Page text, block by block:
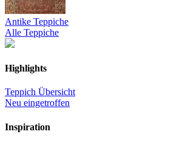
Antike Teppiche
Alle Teppiche
Highlights
Teppich Übersicht
Neu eingetroffen
Inspiration